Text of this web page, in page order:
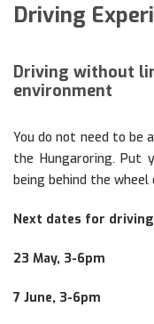
Driving
Driving without
environment
You do not need to be
the Hungaroring. Put
being behind the
Next dates for
23 May, 3-6pm
7 June, 3-6pm